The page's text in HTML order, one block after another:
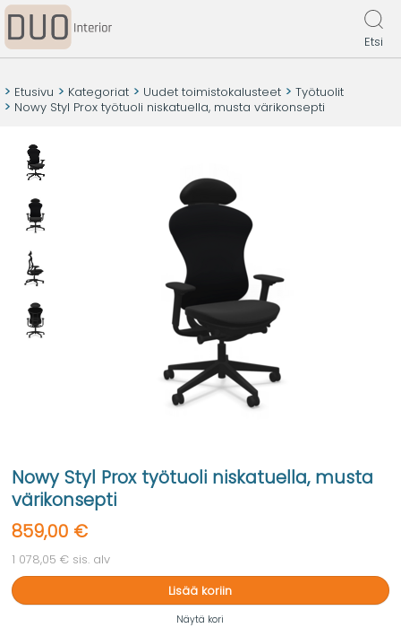
Etsi
Etusivu Kategoriat Uudet toimistokalusteet
Työtuolit
Nowy Styl Prox työtuoli niskatuella, musta värikonsepti
Nowy Styl Prox työtuoli niskatuella, musta
värikonsepti
859,00 €
1 078,05 € sis. alv
Lisää koriin
Näytä kori